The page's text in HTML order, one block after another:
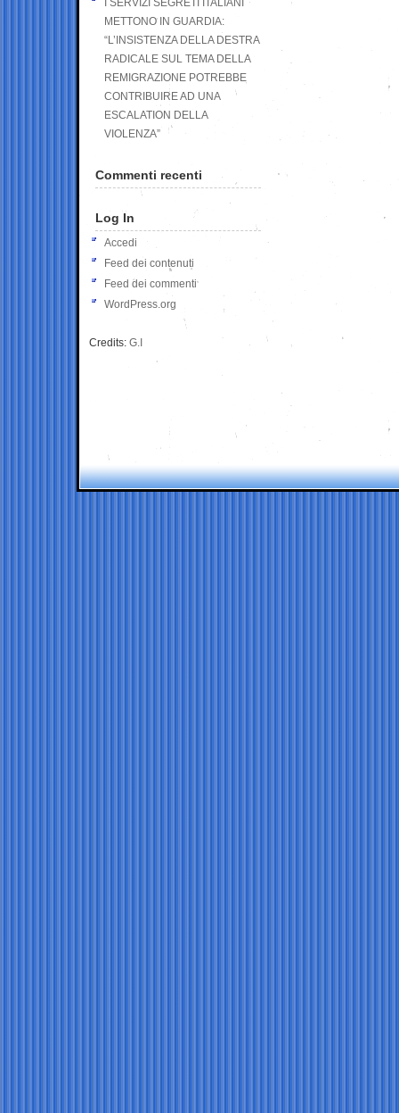
I SERVIZI SEGRETI ITALIANI
METTONO IN GUARDIA:
“L’INSISTENZA DELLA DESTRA
RADICALE SUL TEMA DELLA
REMIGRAZIONE POTREBBE
CONTRIBUIRE AD UNA
ESCALATION DELLA
VIOLENZA”
Commenti recenti
Log In
Accedi
Feed dei contenuti
Feed dei commenti
WordPress.org
Credits: G.I